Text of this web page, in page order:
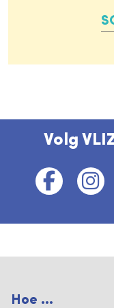
Volg
Hoe ...